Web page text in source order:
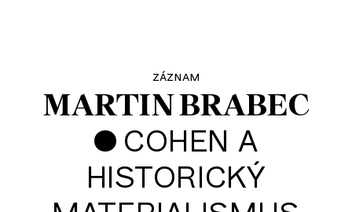
záznam
MARTIN BRABEC
• COHEN A
HISTORICKÝ